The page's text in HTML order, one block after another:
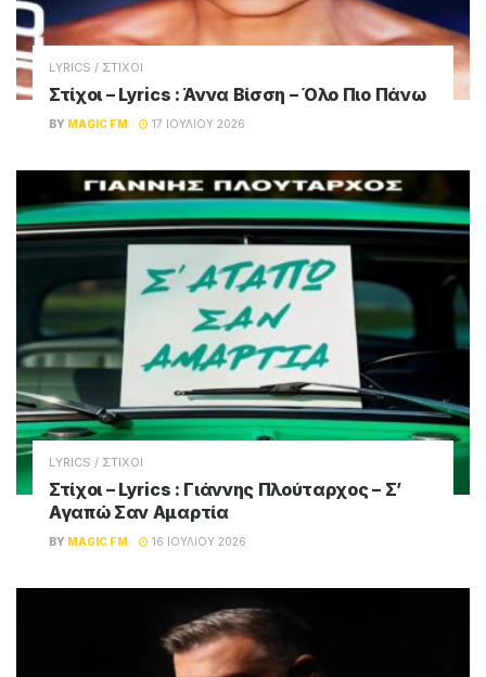
LYRICS / ΣΤΙΧΟΙ
Στίχοι – Lyrics : Άννα Βίσση – Όλο Πιο Πάνω
BY MAGIC FM 17 ΙΟΥΛΊΟΥ 2026
LYRICS / ΣΤΙΧΟΙ
Στίχοι – Lyrics : Γιάννης Πλούταρχος – Σ’
Αγαπώ Σαν Αμαρτία
BY MAGIC FM 16 ΙΟΥΛΊΟΥ 2026